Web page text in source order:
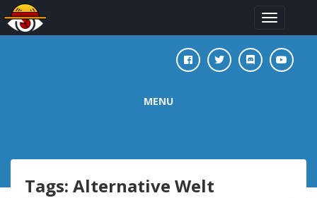
Toggle
navigation
MENU
Tags: Alternative Welt